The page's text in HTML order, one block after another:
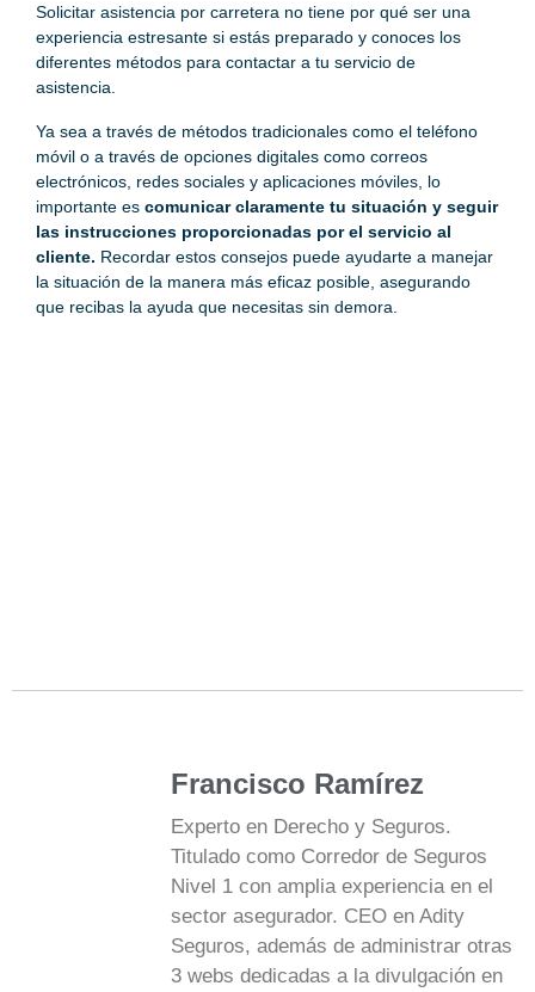
Solicitar asistencia por carretera no tiene por qué ser una
experiencia estresante si estás preparado y conoces los
diferentes métodos para contactar a tu servicio de
asistencia.
Ya sea a través de métodos tradicionales como el teléfono
móvil o a través de opciones digitales como correos
electrónicos, redes sociales y aplicaciones móviles, lo
importante es comunicar claramente tu situación y seguir
las instrucciones proporcionadas por el servicio al
cliente. Recordar estos consejos puede ayudarte a manejar
la situación de la manera más eficaz posible, asegurando
que recibas la ayuda que necesitas sin demora.
Francisco Ramírez
Experto en Derecho y Seguros.
Titulado como Corredor de Seguros
Nivel 1 con amplia experiencia en el
sector asegurador. CEO en Adity
Seguros, además de administrar otras
3 webs dedicadas a la divulgación en